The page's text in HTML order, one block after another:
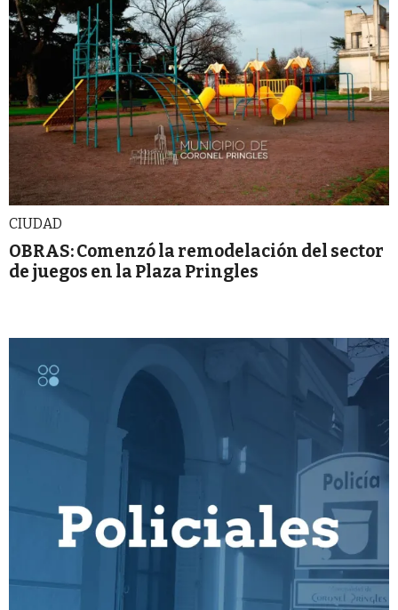
CIUDAD
OBRAS: Comenzó la remodelación del sector
de juegos en la Plaza Pringles